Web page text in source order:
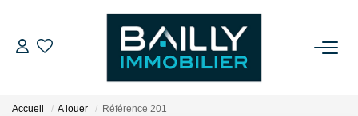
ACHETER
Accueil A louer Référence 201